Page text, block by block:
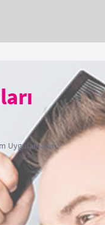
Uygulamaları